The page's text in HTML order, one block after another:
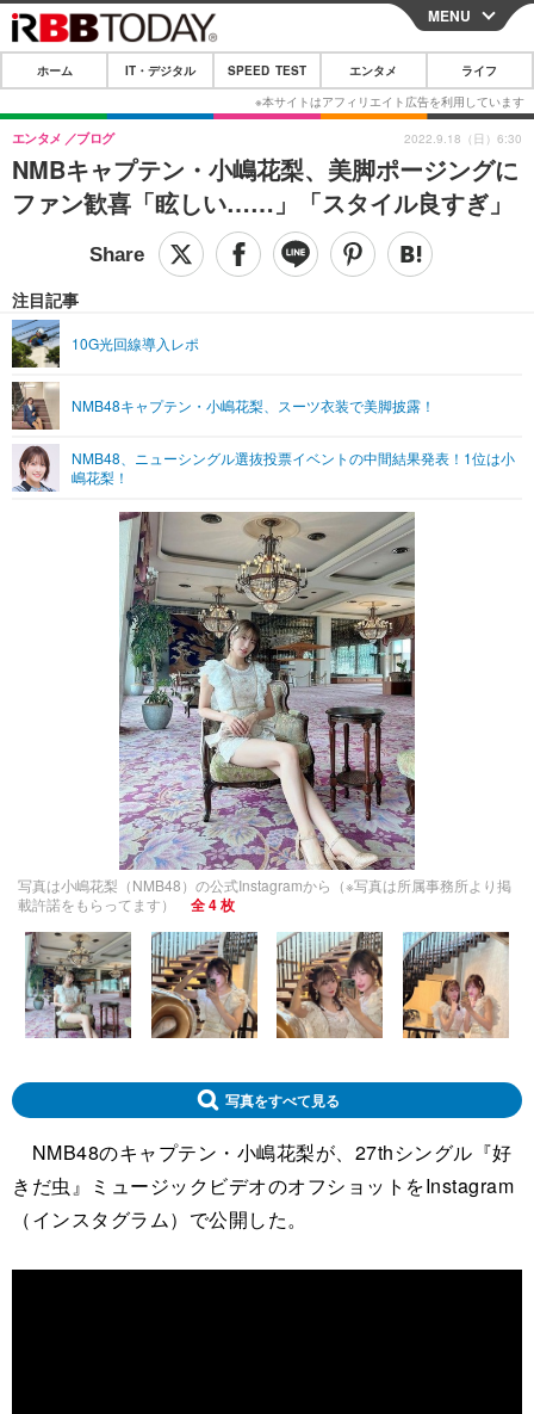
CLOSE
ホーム
IT・デジタル
IT・デジタルTOP スマートフォン
ガジェット・ツール
ショッピング その他
SPEED TEST
エンタメTOP 映画・ドラマ
グラビア ブログ
ショッピング その他
ライフTOP
リリース一覧
プッシュ通知の停止方法
MENU
ホーム IT・デジタル SPEED TEST エンタメ ライフ
NMBキャプテン・小嶋花梨、美脚ポージングに
ファン歓喜「眩しい……」「スタイル良すぎ」
エンタメ ブログ
注目記事
10G光回線導入レポ
NMB48キャプテン・小嶋花梨、スーツ衣装で美脚披露！
NMB48、ニューシングル選抜投票イベントの中間結果発表！1位は小
嶋花梨！
2022.9.18（日）6:30
写真は小嶋花梨（NMB48）の公式Instagramから（※写真は所属事務所より掲
載許諾をもらってます）
全 4 枚
写真をすべて見る
NMB48のキャプテン・小嶋花梨が、27thシングル『好
きだ虫』ミュージックビデオのオフショットをInstagram
（インスタグラム）で公開した。